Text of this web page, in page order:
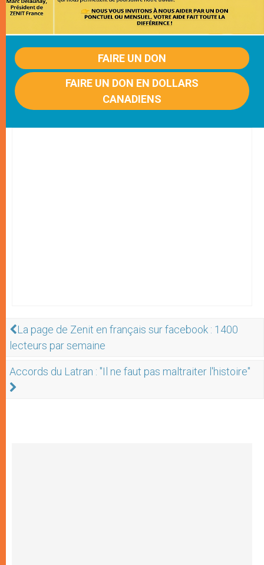
FAIRE UN DON
FAIRE UN DON EN DOLLARS
CANADIENS
La page de Zenit en français sur facebook : 1400
lecteurs par semaine
Accords du Latran : "Il ne faut pas maltraiter l'histoire"